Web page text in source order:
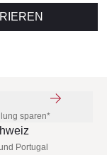
sparen*
Portugal